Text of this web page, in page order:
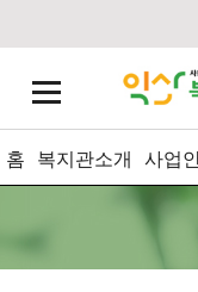
홈 복지관소개 사업